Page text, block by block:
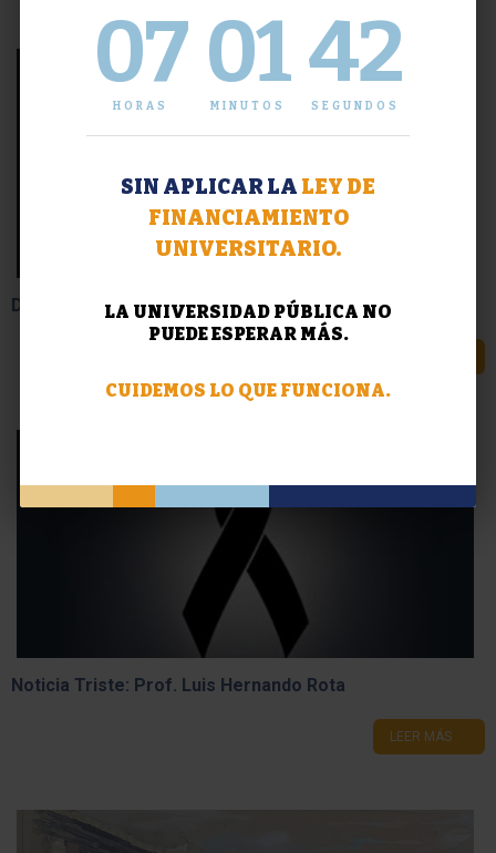
Despedida al profesor Luis Hernando Rota
Noticia Triste: Prof. Luis Hernando Rota
LEER MÁS
07
HORAS
01
MINUTOS
43
SEGUNDOS
SIN APLICAR LA LEY DE
FINANCIAMIENTO
UNIVERSITARIO.
LA UNIVERSIDAD PÚBLICA NO
PUEDE ESPERAR MÁS.
CUIDEMOS LO QUE FUNCIONA.